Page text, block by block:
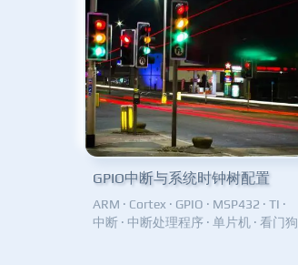
GPIO中断与系统时钟树配置
ARM · Cortex · GPIO · MSP432 · TI ·
中断 · 中断处理程序 · 单片机 · 看门狗